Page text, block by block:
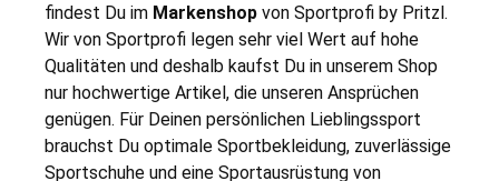
findest Du im Markenshop von Sportprofi by Pritzl.
Wir von Sportprofi legen sehr viel Wert auf hohe
Qualitäten und deshalb kaufst Du in unserem Shop
nur hochwertige Artikel, die unseren Ansprüchen
genügen. Für Deinen persönlichen Lieblingssport
brauchst Du optimale Sportbekleidung, zuverlässige
Sportschuhe und eine Sportausrüstung von